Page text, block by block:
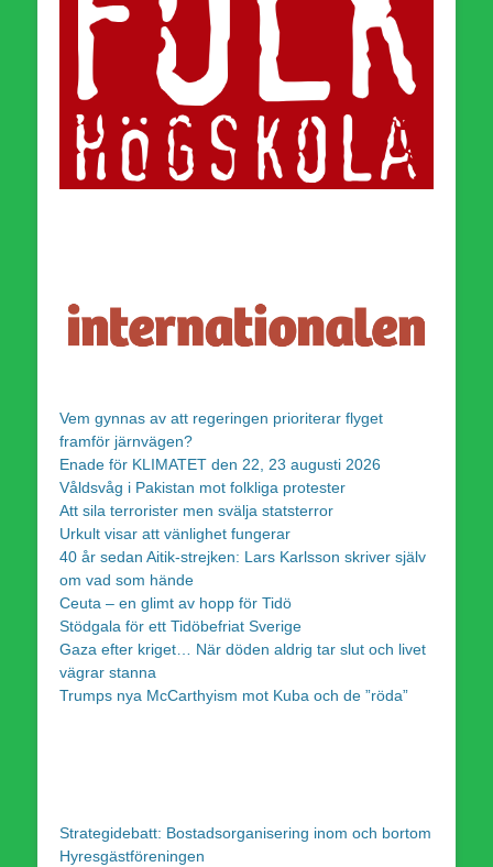
Vem gynnas av att regeringen prioriterar flyget
framför järnvägen?
Enade för KLIMATET den 22, 23 augusti 2026
Våldsvåg i Pakistan mot folkliga protester
Att sila terrorister men svälja statsterror
Urkult visar att vänlighet fungerar
40 år sedan Aitik-strejken: Lars Karlsson skriver själv
om vad som hände
Ceuta – en glimt av hopp för Tidö
Stödgala för ett Tidöbefriat Sverige
Gaza efter kriget… När döden aldrig tar slut och livet
vägrar stanna
Trumps nya McCarthyism mot Kuba och de ”röda”
Strategidebatt: Bostadsorganisering inom och bortom
Hyresgästföreningen